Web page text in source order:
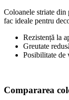
Coloanele striate din
fac ideale pentru
Rezistență la
Greutate
Posibilitate de
Compararea